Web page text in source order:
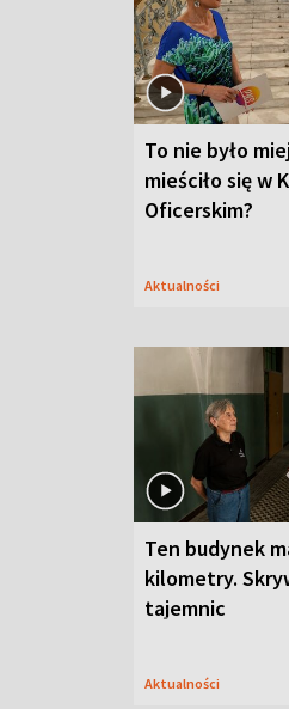
To nie było
mieściło się w
Oficerskim?
Aktualności
Ten budynek
kilometry.
tajemnic
Aktualności